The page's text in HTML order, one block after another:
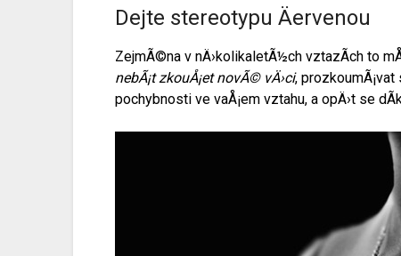
Dejte stereotypu Äervenou
ZejmÃ©na v nÄ›kolikaletÃ½ch vztazÃ­ch to
nebÃ¡t zkouÅ¡et novÃ© vÄ›ci, prozkoumÃ¡vat
pochybnosti ve vaÅ¡em vztahu, a opÄ›t se